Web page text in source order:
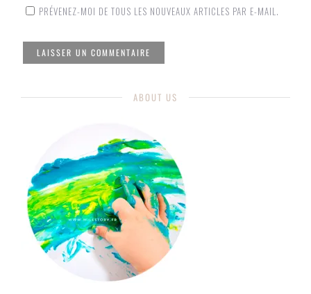
PRÉVENEZ-MOI DE TOUS LES NOUVEAUX ARTICLES PAR E-MAIL.
ABOUT US